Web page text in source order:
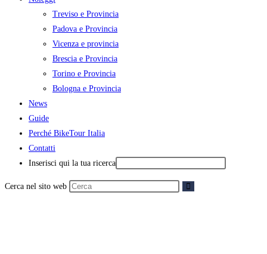
Treviso e Provincia
Padova e Provincia
Vicenza e provincia
Brescia e Provincia
Torino e Provincia
Bologna e Provincia
News
Guide
Perché BikeTour Italia
Contatti
Inserisci qui la tua ricerca
Cerca nel sito web